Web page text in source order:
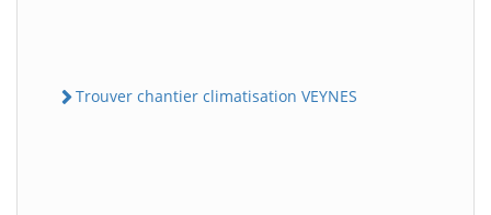
Trouver chantier climatisation VEYNES